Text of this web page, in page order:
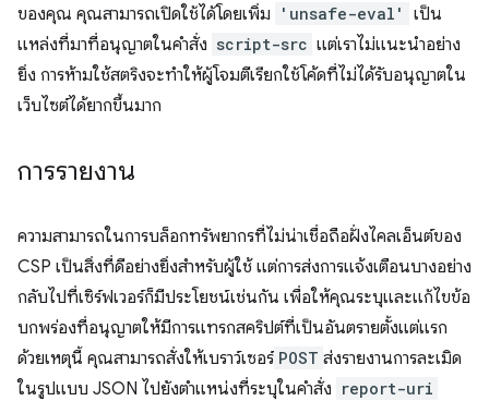
ของคุณ คุณสามารถเปิดใช้ได้โดยเพิ่ม
'unsafe-eval'
เป็น
แหล่งที่มาที่อนุญาตในคำสั่ง script-src แต่เราไม่แนะนำอย่าง
ยิ่ง การห้ามใช้สตริงจะทำให้ผู้โจมตีเรียกใช้โค้ดที่ไม่ได้รับอนุญาตใน
เว็บไซต์ได้ยากขึ้นมาก
การรายงาน
ความสามารถในการบล็อกทรัพยากรที่ไม่น่าเชื่อถือฝั่งไคลเอ็นต์ของ
CSP เป็นสิ่งที่ดีอย่างยิ่งสำหรับผู้ใช้ แต่การส่งการแจ้งเตือนบางอย่าง
กลับไปที่เซิร์ฟเวอร์ก็มีประโยชน์เช่นกัน เพื่อให้คุณระบุและแก้ไขข้อ
บกพร่องที่อนุญาตให้มีการแทรกสคริปต์ที่เป็นอันตรายตั้งแต่แรก
ด้วยเหตุนี้ คุณสามารถสั่งให้เบราว์เซอร์ POST ส่งรายงานการละเมิด
ในรูปแบบ JSON ไปยังตำแหน่งที่ระบุในคำสั่ง report-uri